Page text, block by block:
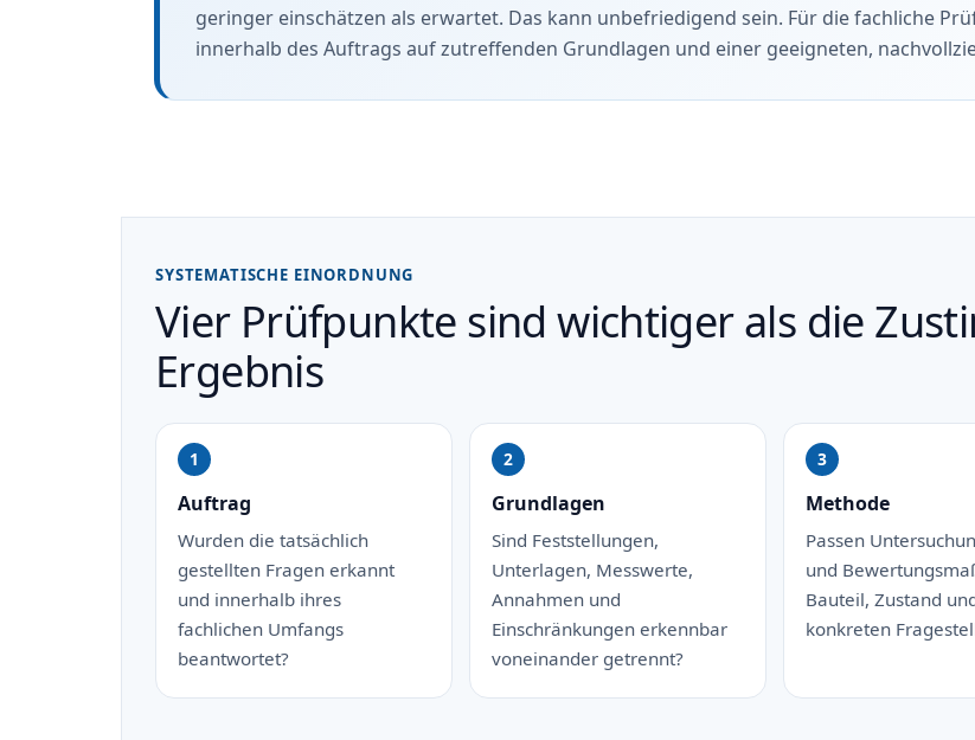
geringer einschätzen als erwartet. Das kann unbefriedigend sein. Für die fachliche
innerhalb des Auftrags auf zutreffenden Grundlagen und einer geeigneten,
SYSTEMATISCHE EINORDNUNG
Vier Prüfpunkte sind wichtiger als die
Ergebnis
Auftrag
Wurden die tatsächlich
gestellten Fragen erkannt
und innerhalb ihres
fachlichen Umfangs
beantwortet?
Grundlagen
Sind Feststellungen,
Unterlagen, Messwerte,
Annahmen und
Einschränkungen erkennbar
voneinander getrennt?
Methode
Passen
und
Bauteil, Zustand
konkreten